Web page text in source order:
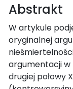
Abstrakt
W artykule
oryginalnej
argumentacji w
drugiej połowy